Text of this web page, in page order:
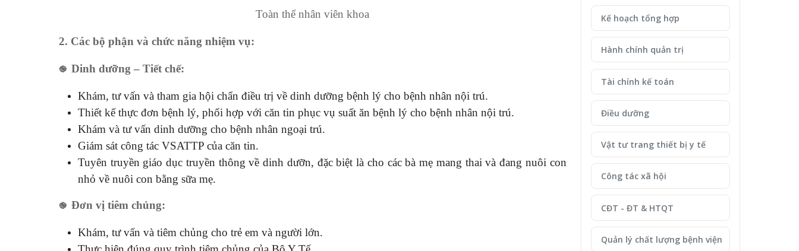
Toàn thể nhân viên khoa
2. Các bộ phận và chức năng nhiệm vụ:
֎ Dinh dưỡng – Tiết chế:
Khám, tư vấn và tham gia hội chẩn điều trị về dinh dưỡng bệnh lý cho bệnh nhân nội trú.
Thiết kế thực đơn bệnh lý, phối hợp với căn tin phục vụ suất ăn bệnh lý cho bệnh nhân nội trú.
Khám và tư vấn dinh dưỡng cho bệnh nhân ngoại trú.
Giám sát công tác VSATTP của căn tin.
Tuyên truyền giáo dục truyền thông về dinh dưỡn, đặc biệt là cho các bà mẹ mang thai và đang nuôi con
nhỏ về nuôi con bằng sữa mẹ.
֎ Đơn vị tiêm chủng:
Khám, tư vấn và tiêm chủng cho trẻ em và người lớn.
Kế hoạch tổng hợp
Hành chính quản trị
Tài chính kế toán
Điều dưỡng
Vật tư trang thiết bị y tế
Công tác xã hội
CĐT - ĐT & HTQT
Quản lý chất lượng bệnh viện